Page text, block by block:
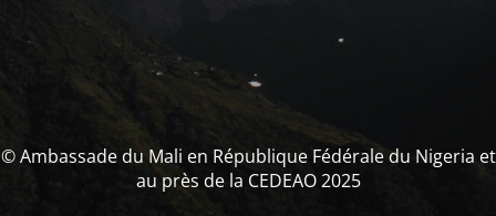
© Ambassade du Mali en République Fédérale du Nigeria et
au près de la CEDEAO 2025